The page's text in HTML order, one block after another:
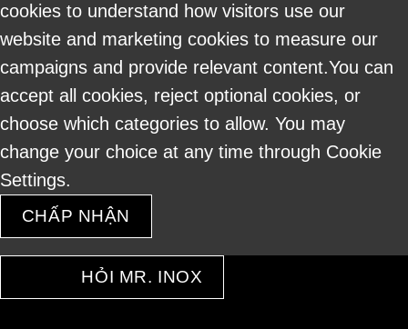
cookies to understand how visitors use our
website and marketing cookies to measure our
campaigns and provide relevant content.You can
accept all cookies, reject optional cookies, or
choose which categories to allow. You may
change your choice at any time through Cookie
Settings.
CHẤP NHẬN
HỎI MR. INOX